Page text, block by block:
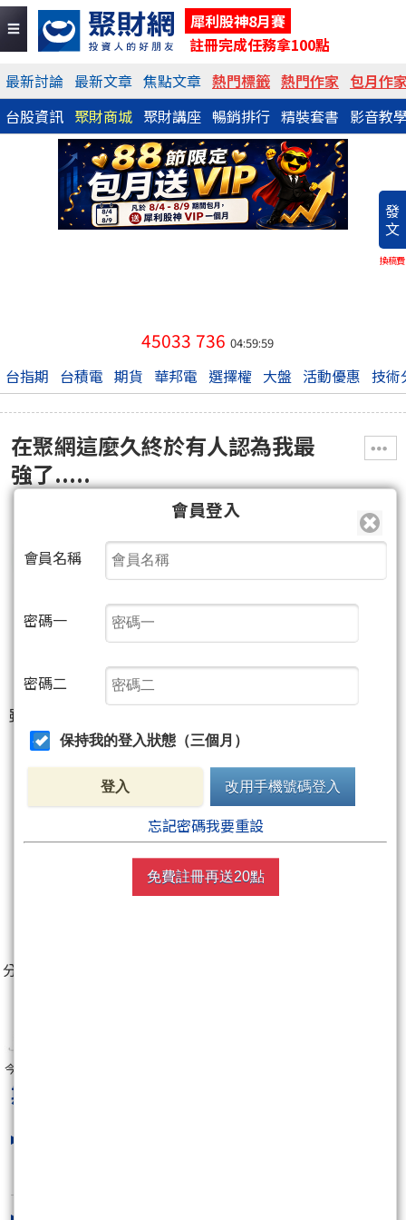
犀利股神8月賽
註冊完成任務拿100點
最新討論 最新文章 焦點文章 熱門標籤 熱門作家 包月作
台股資訊 聚財商城 聚財講座 暢銷排行 精裝套書 影音教
發
文
換稿費
45033 736 04:59:59
台指期 台積電 期貨 華邦電 選擇權 大盤 活動優惠 技術
在聚網這麼久終於有人認為我最
強了.....
期之沙殺鯊
2014/05/05 20:25
雖然這不是事實...但是可以讓我心情變好就夠了....
分享至：
今年真是快樂的一年$$$$$$$$
期之沙殺鯊
會員登入
會員名稱
密碼一
密碼二
保持我的登入狀態（三個月）
登入 改用手機號碼登入
忘記密碼我要重設
免費註冊再送20點